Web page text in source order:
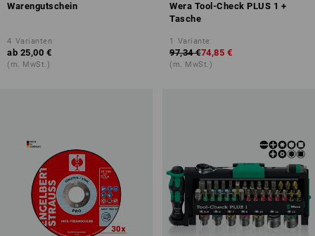
Warengutschein
4 Varianten
ab 25,00 €
(m. MwSt.)
Wera Tool-Check PLUS 1 +
Tasche
1 Variante
97,34 €74,85 €
(m. MwSt.)